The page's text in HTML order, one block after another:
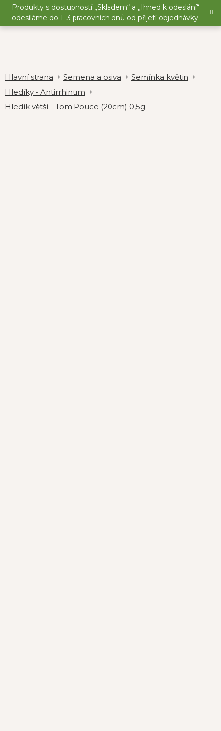
Přejít
obsah
Produkty s dostupností „Skladem“ a „Ihned k odeslání“
odesíláme do 1–3 pracovních dnů od přijetí objednávky.
Semena a osiva
Semínka květin
Hledíky - Antirrhinum
Hledík větší - Tom Pouce (20cm) 0,5g